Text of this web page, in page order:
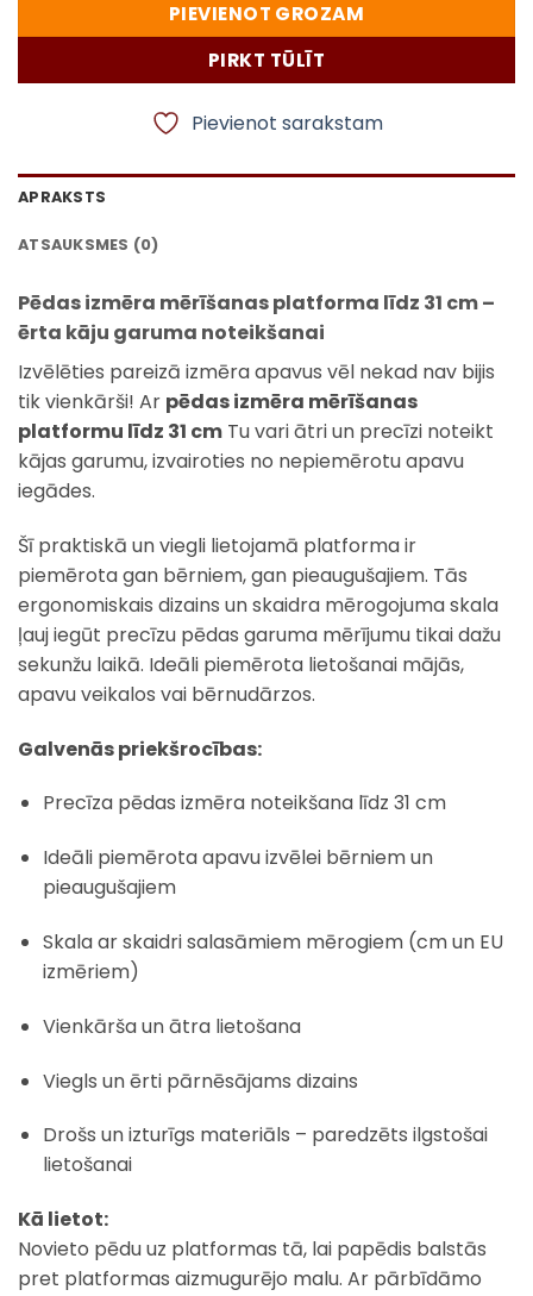
PIEVIENOT GROZAM
PIRKT TŪLĪT
Pievienot sarakstam
APRAKSTS
ATSAUKSMES (0)
Pēdas izmēra mērīšanas platforma līdz 31 cm –
ērta kāju garuma noteikšanai
Izvēlēties pareizā izmēra apavus vēl nekad nav bijis
tik vienkārši! Ar pēdas izmēra mērīšanas
platformu līdz 31 cm Tu vari ātri un precīzi noteikt
kājas garumu, izvairoties no nepiemērotu apavu
iegādes.
Šī praktiskā un viegli lietojamā platforma ir
piemērota gan bērniem, gan pieaugušajiem. Tās
ergonomiskais dizains un skaidra mērogojuma skala
ļauj iegūt precīzu pēdas garuma mērījumu tikai dažu
sekunžu laikā. Ideāli piemērota lietošanai mājās,
apavu veikalos vai bērnudārzos.
Galvenās priekšrocības:
Precīza pēdas izmēra noteikšana līdz 31 cm
Ideāli piemērota apavu izvēlei bērniem un
pieaugušajiem
Skala ar skaidri salasāmiem mērogiem (cm un EU
izmēriem)
Vienkārša un ātra lietošana
Viegls un ērti pārnēsājams dizains
Drošs un izturīgs materiāls – paredzēts ilgstošai
lietošanai
Kā lietot:
Novieto pēdu uz platformas tā, lai papēdis balstās
pret platformas aizmugurējo malu. Ar pārbīdāmo